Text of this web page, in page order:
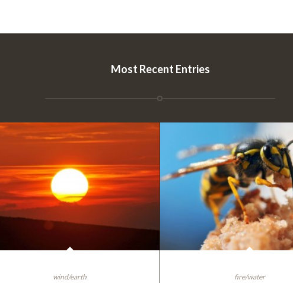
Most Recent Entries
wind/earth fire/water